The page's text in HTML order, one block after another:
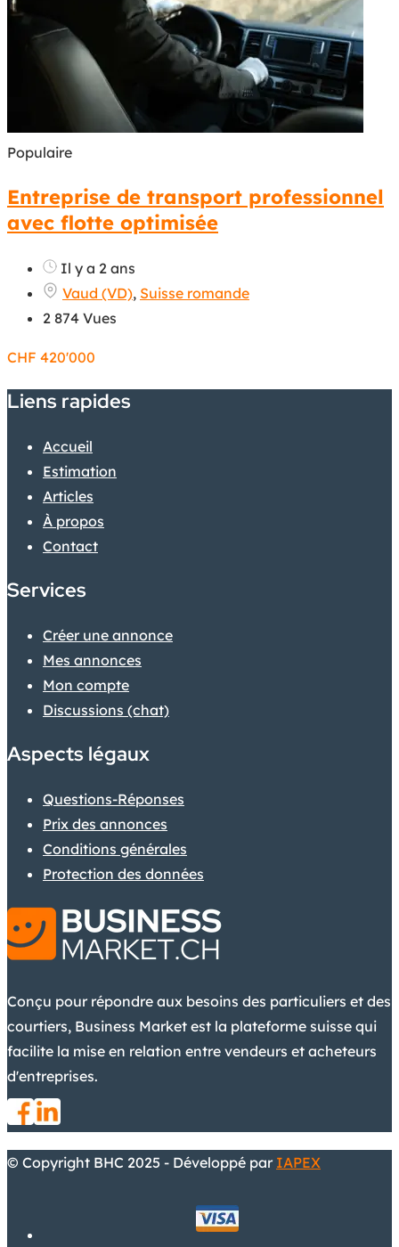
Populaire
Entreprise de transport professionnel
avec flotte optimisée
Il y a 2 ans
Vaud (VD), Suisse romande
2 874 Vues
CHF 420'000
Liens rapides
Accueil
Estimation
Articles
À propos
Contact
Services
Créer une annonce
Mes annonces
Mon compte
Discussions (chat)
Aspects légaux
Questions-Réponses
Prix des annonces
Conditions générales
Protection des données
Conçu pour répondre aux besoins des particuliers et des
courtiers, Business Market est la plateforme suisse qui
facilite la mise en relation entre vendeurs et acheteurs
d'entreprises.
© Copyright BHC 2025 - Développé par IAPEX